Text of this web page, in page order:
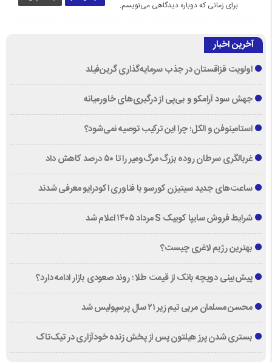
برای زمانی که دوباره دیدگاهی می‌نویسم.
آخرین اخبار
اولویت قزاقستان در جذب سرمایه‌گذاری گرین‌فیلد
جهش سود آرامکو و بی‌پی از درگیری‌های خاورمیانه
استامینوفن و الکل؛ چرا این ترکیب توصیه نمی‌شود؟
غربالگری سرطان روده بزرگ مرگ‌ومیر را تا ۵۰ درصد کاهش داد
ساعت‌های جدید سیتیزن کورسو با فناوری اکودرایو معرفی شدند
شرایط فروش سایپا کوییک S مرداد ۱۴۰۵ اعلام شد
بهترین رژیم لاغری چیست؟
پیش‌بینی دویچه‌ بانک از قیمت طلا ؛ روند صعودی بازار ادامه دارد؟
محسن مسلمان مربی تیم زیر ۲۱ سال پرسپولیس شد
بستری شدن پرز هیلتون پس از پخش زنده خودآزاری در تیک‌تاک